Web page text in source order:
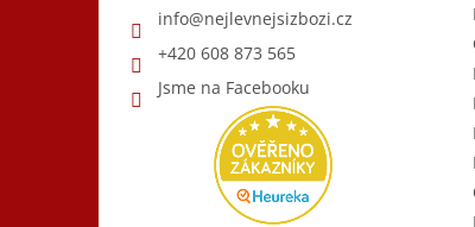
info@nejlevnejsizbozi.cz
+420 608 873 565
Jsme na Facebooku